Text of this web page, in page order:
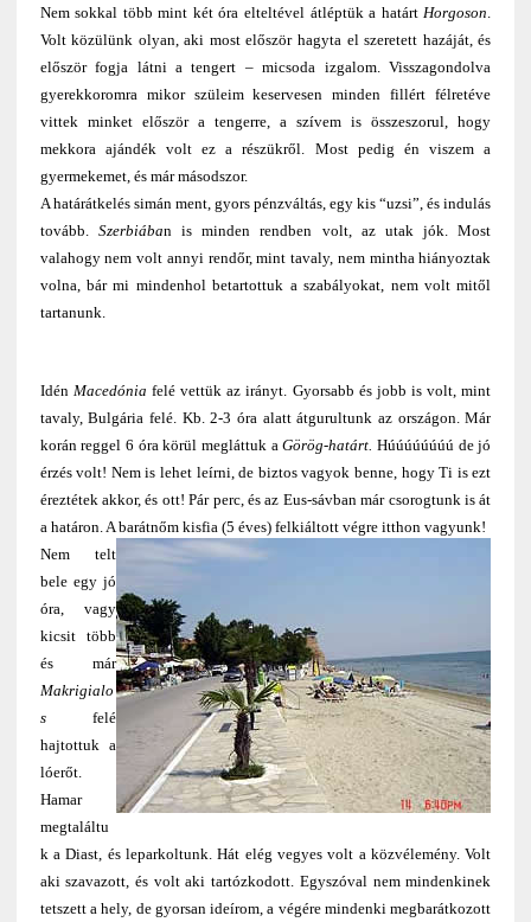
Nem sokkal több mint két óra elteltével átléptük a határtHorgoson.
Volt közülünk olyan, aki most először hagyta el szeretett hazáját, és
először fogja látni a tengert – micsoda izgalom. Visszagondolva
gyerekkoromra mikor szüleim keservesen minden fillért félretéve
vittek minket először a tengerre, a szívem is összeszorul, hogy
mekkora ajándék volt ez a részükről. Most pedig én viszem a
gyermekemet, és már másodszor.
A határátkelés simán ment, gyors pénzváltás, egy kis “uzsi”, és indulás
tovább.Szerbiában is minden rendben volt, az utak jók. Most
valahogy nem volt annyi rendőr, mint tavaly, nem mintha hiányoztak
volna, bár mi mindenhol betartottuk a szabályokat, nem volt mitől
tartanunk.
Idén Macedónia felé vettük az irányt. Gyorsabb és jobb is volt, mint
tavaly, Bulgária felé. Kb. 2-3 óra alatt átgurultunk az országon. Már
korán reggel 6 óra körül megláttuk aGörög-határt. Húúúúúúúú de jó
érzés volt! Nem is lehet leírni, de biztos vagyok benne, hogy Ti is ezt
éreztétek akkor, és ott! Pár perc, és az Eus-sávban már csorogtunk is át
a határon. A barátnőm kisfia (5 éves) felkiáltott végre itthon vagyunk!
Nem telt
bele egy jó
óra, vagy
kicsit több
és már
Makrigialo
sfelé
hajtottuk a
lóerőt.
Hamar
megtaláltu
k a Diast, és leparkoltunk. Hát elég vegyes volt a közvélemény. Volt
aki szavazott, és volt aki tartózkodott. Egyszóval nem mindenkinek
tetszett a hely, de gyorsan ideírom, a végére mindenki megbarátkozott